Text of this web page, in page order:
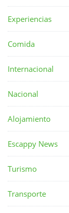
Experiencias
Comida
Internacional
Nacional
Alojamiento
Escappy News
Turismo
Transporte